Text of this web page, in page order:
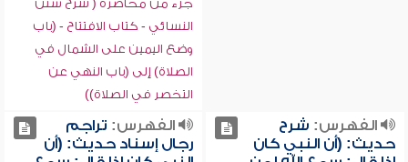
جزء من محاضرة ( شرح سنن
النسائي - كتاب الافتتاح - (باب
وضع اليمين على الشمال في
الصلاة) إلى (باب النهي عن
التخصر في الصلاة))
الفهرس: شرح
حديث: (أن النبي كان
الفهرس: تراجم
رجال إسناد حديث: (أن